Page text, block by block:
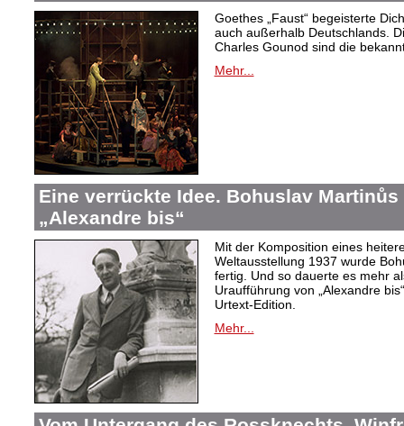
Goethes „Faust“ begeisterte
auch außerhalb Deutschlands.
Charles Gounod sind die
Mehr...
Eine verrückte Idee. Bohuslav
„Alexandre bis“
Mit der Komposition eines
Weltausstellung 1937 wurde
fertig. Und so dauerte es mehr
Uraufführung von „Alexandre
Urtext-Edition.
Mehr...